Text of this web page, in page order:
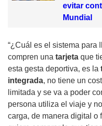
evitar
Mundial
“¿Cuál es el sistema para
compren una tarjeta que
esta gesta deportiva, es la
integrada, no tiene un
limitada y se va a poder
persona utiliza el viaje y
carga, de manera digital o